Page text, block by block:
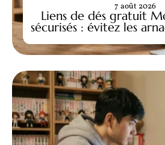
Liens de dés gratuit
sécurisés : évitez les
7 août 2026